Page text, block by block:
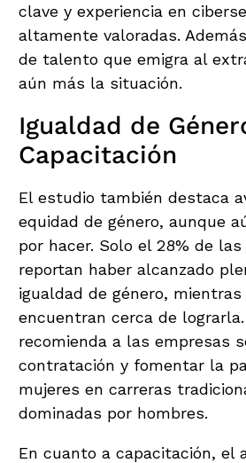
clave y experiencia en
altamente valoradas.
de talento que emigra al
aún más la situación.
Igualdad de
Capacitación
El estudio también destaca
equidad de género, aunque
por hacer. Solo el 28% de
reportan haber alcanzado
igualdad de género,
encuentran cerca de
recomienda a las empresas
contratación y fomentar la
mujeres en carreras
dominadas por hombres.
En cuanto a capacitación, el